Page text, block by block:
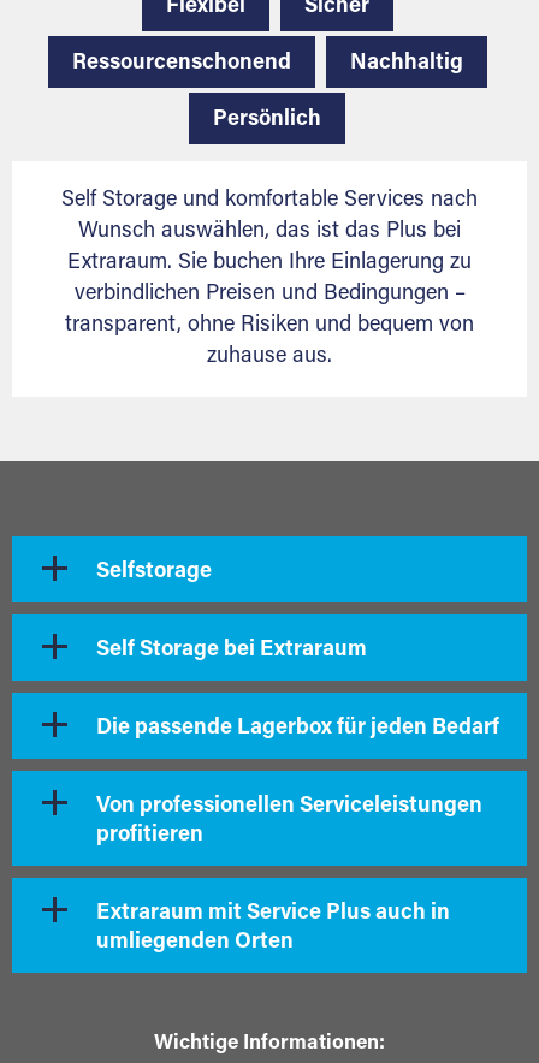
Flexibel Sicher
Ressourcenschonend Nachhaltig
Persönlich
Self Storage und komfortable Services nach
Wunsch auswählen, das ist das Plus bei
Extraraum. Sie buchen Ihre Einlagerung zu
verbindlichen Preisen und Bedingungen –
transparent, ohne Risiken und bequem von
zuhause aus.
Selfstorage
Self Storage bei Extraraum
Die passende Lagerbox für jeden Bedarf
Von professionellen Serviceleistungen
profitieren
Extraraum mit Service Plus auch in
umliegenden Orten
Wichtige Informationen: